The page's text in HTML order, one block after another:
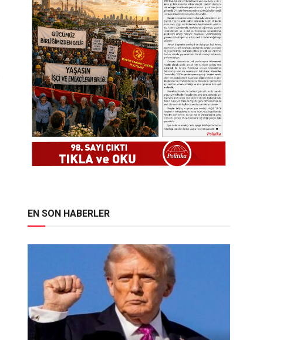
EN SON HABERLER